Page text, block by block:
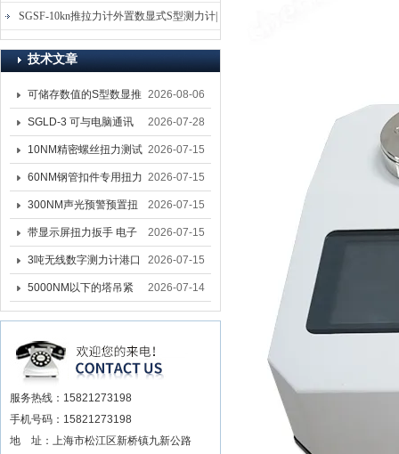
计-数字拉压力双向测力仪
SGSF-10kn推拉力计外置数显式S型测力计|
手持连线式拉压力计
技术文章
可储存数值的S型数显推
拉力计 SGSF-100外置
式测力计
2026-08-06
SGLD-3 可与电脑通讯
的无线测力计 0.03-3T化
工行业用遥控式推拉力
计
2026-07-28
10NM精密螺丝扭力测试
专用扭矩扳手,产线质检
螺丝扭力专用扳手厂家
2026-07-15
60NM钢管扣件专用扭力
扳手 脚手架扭力检测扳
手 工地扣件扭矩扳手品
牌
2026-07-15
300NM声光预警预置扭
力扳手 工业紧固专用数
显扭力工具厂家
2026-07-15
带显示屏扭力扳手 电子
数显扭力扳手 20NM精
准可调力矩扳手品牌
2026-07-15
3吨无线数字测力计港口
吊装专用
2026-07-15
5000NM以下的塔吊紧
固大扭力电动扳手 塔机
安装电动扳手厂家
2026-07-14
服务热线：15821273198
手机号码：15821273198
地 址：上海市松江区新桥镇九新公路